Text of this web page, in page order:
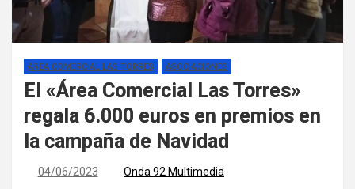
ÁREA COMERCIAL LAS TORRES ASOCIACIONES
El «Área Comercial Las Torres»
regala 6.000 euros en premios en
la campaña de Navidad
04/06/2023 Onda 92 Multimedia